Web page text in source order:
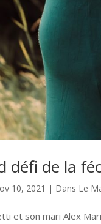
défi de la
10, 2021 | Dans Le
et son mari Alex